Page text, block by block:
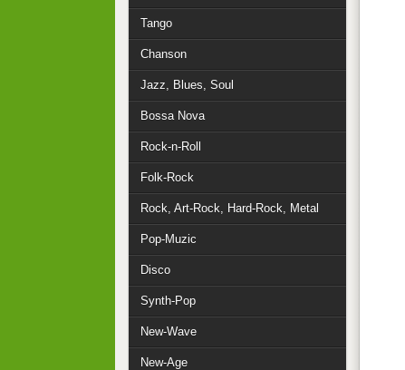
Tango
Chanson
Jazz, Blues, Soul
Bossa Nova
Rock-n-Roll
Folk-Rock
Rock, Art-Rock, Hard-Rock, Metal
Pop-Muzic
Disco
Synth-Pop
New-Wave
New-Age